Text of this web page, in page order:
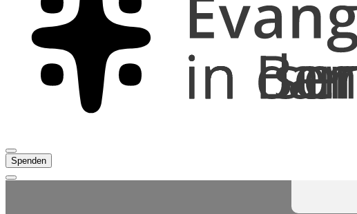
Spenden